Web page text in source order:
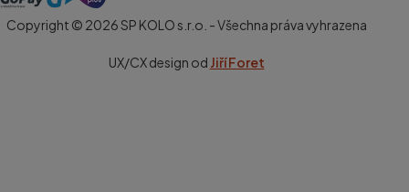
Copyright © 2026 SP KOLO s.r.o. - Všechna práva vyhrazena
UX/CX design od Jiří Foret